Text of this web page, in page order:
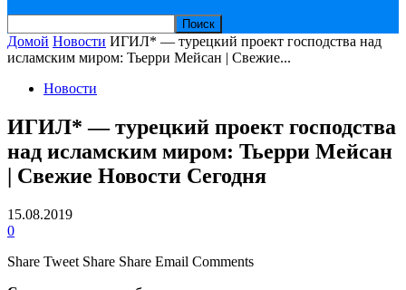
Домой Новости ИГИЛ* — турецкий проект господства над
исламским миром: Тьерри Мейсан | Свежие...
Новости
ИГИЛ* — турецкий проект господства
над исламским миром: Тьерри Мейсан
| Свежие Новости Сегодня
15.08.2019
0
Share Tweet Share Share Email Comments